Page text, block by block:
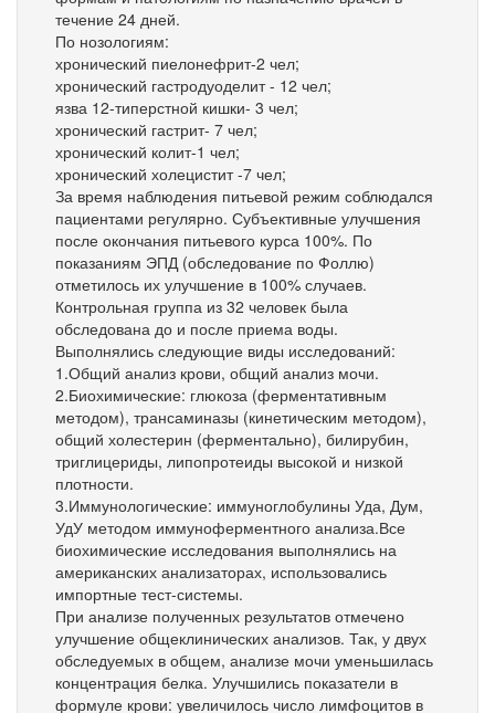
течение 24 дней.
По нозологиям:
хронический пиелонефрит-2 чел;
хронический гастродуоделит - 12 чел;
язва 12-типерстной кишки- 3 чел;
хронический гастрит- 7 чел;
хронический колит-1 чел;
хронический холецистит -7 чел;
За время наблюдения питьевой режим соблюдался
пациентами регулярно. Субъективные улучшения
после окончания питьевого курса 100%. По
показаниям ЭПД (обследование по Фоллю)
отметилось их улучшение в 100% случаев.
Контрольная группа из 32 человек была
обследована до и после приема воды.
Выполнялись следующие виды исследований:
1.Общий анализ крови, общий анализ мочи.
2.Биохимические: глюкоза (ферментативным
методом), трансаминазы (кинетическим методом),
общий холестерин (ферментально), билирубин,
триглицериды, липопротеиды высокой и низкой
плотности.
3.Иммунологические: иммуноглобулины Уда, Дум,
УдУ методом иммуноферментного анализа.Все
биохимические исследования выполнялись на
американских анализаторах, использовались
импортные тест-системы.
При анализе полученных результатов отмечено
улучшение общеклинических анализов. Так, у двух
обследуемых в общем, анализе мочи уменьшилась
концентрация белка. Улучшились показатели в
формуле крови: увеличилось число лимфоцитов в